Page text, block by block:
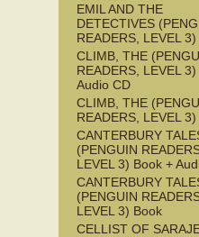
EMIL AND THE
DETECTIVES
READERS, LEVEL
CLIMB, THE
READERS, LEVEL
Audio CD
CLIMB, THE
READERS, LEVEL
CANTERBURY
(PENGUIN
LEVEL 3) Book +
CANTERBURY
(PENGUIN
LEVEL 3) Book
CELLIST OF